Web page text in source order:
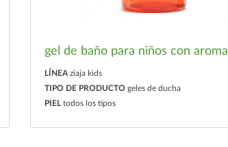
gel de baño para niños con aroma
LÍNEA ziaja kids
TIPO DE PRODUCTO geles de ducha
PIEL todos los tipos